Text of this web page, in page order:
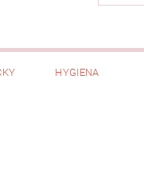
HYGIENA